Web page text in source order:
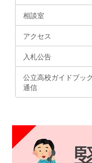
相談室
アクセス
入札公告
公立高校ガイドブッ
通信